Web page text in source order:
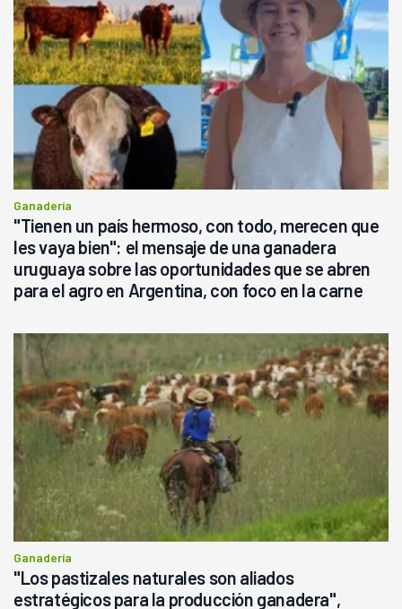
Ganadería
"Tienen un país hermoso, con todo, merecen que
les vaya bien": el mensaje de una ganadera
uruguaya sobre las oportunidades que se abren
para el agro en Argentina, con foco en la carne
Ganadería
"Los pastizales naturales son aliados
estratégicos para la producción ganadera",